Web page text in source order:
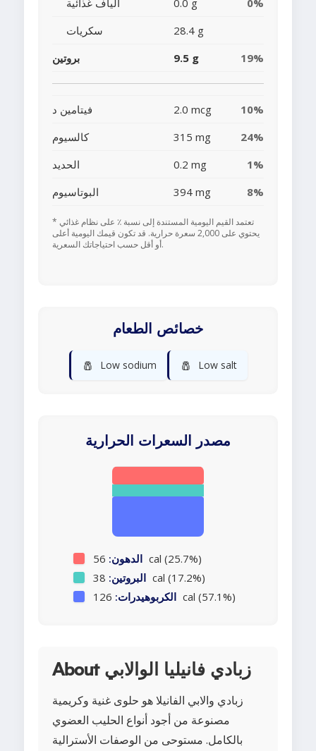
ألياف غذائية 0.0 g
0%
سكريات
28.4 g
بروتين
9.5 g 19%
فيتامين د 2.0 mcg
10%
كالسيوم
315 mg
24%
الحديد
0.2 mg
1%
البوتاسيوم
394 mg 8%
* تعتمد القيم اليومية المستندة إلى نسبة ٪ على نظام غذائي
يحتوي على 2,000 سعرة حرارية. قد تكون قيمك اليومية أعلى
أو أقل حسب احتياجاتك السعرية.
خصائص الطعام
🧂 Low sodium 🧂 Low salt
مصدر السعرات الحرارية
الدهون: 56 cal (25.7%)
البروتين: 38 cal (17.2%)
الكربوهيدرات: 126 cal (57.1%)
About زبادي فانيليا الوالابي
زبادي والابي الفانيلا هو حلوى غنية وكريمية
مصنوعة من أجود أنواع الحليب العضوي
بالكامل. مستوحى من الوصفات الأسترالية